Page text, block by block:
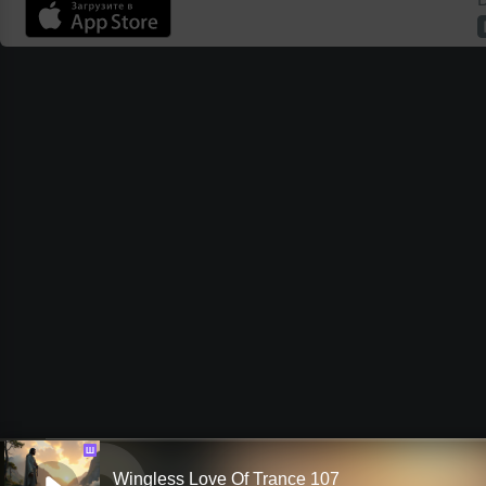
Ш
Wingless Love Of Trance 107